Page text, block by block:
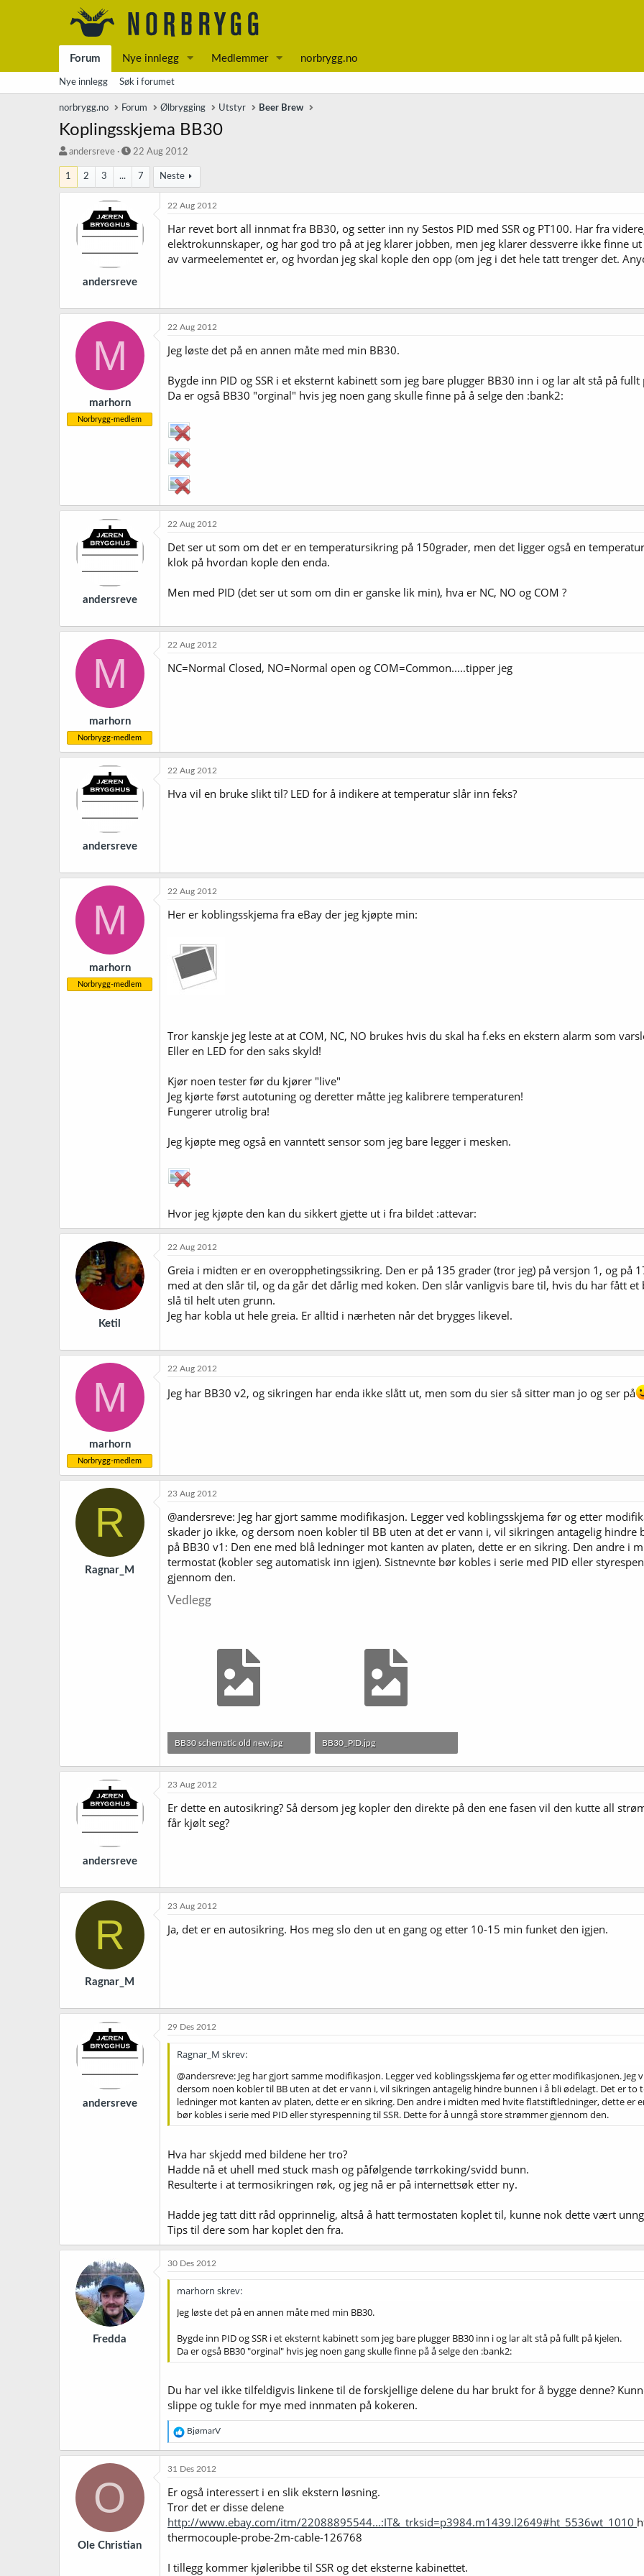
Forum Nye innlegg Medlemmer norbrygg.no
Nye innlegg Søk i forumet
norbrygg.no Forum Ølbrygging Utstyr Beer Brew
Koplingsskjema BB30
T
r
å
d
andersreve
S
r
a
o
22 Aug 2012
1 2 3 ... 7 Neste
andersreve
22 Aug 2012
Har revet bort all innmat fra BB30, og setter inn ny Sestos PID med SSR og PT100. Har fra
elektrokunnskaper, og har god tro på at jeg klarer jobben, men jeg klarer dessverre ikke finne
av varmeelementet er, og hvordan jeg skal kople den opp (om jeg i det hele tatt trenger det.
M
marhorn
Norbrygg-medlem
22 Aug 2012
Jeg løste det på en annen måte med min BB30.
Bygde inn PID og SSR i et eksternt kabinett som jeg bare plugger BB30 inn i og lar alt stå på fullt
Da er også BB30 "orginal" hvis jeg noen gang skulle finne på å selge den :bank2:
andersreve
22 Aug 2012
Det ser ut som om det er en temperatursikring på 150grader, men det ligger også en
klok på hvordan kople den enda.
Men med PID (det ser ut som om din er ganske lik min), hva er NC, NO og COM ?
M
marhorn
Norbrygg-medlem
22 Aug 2012
NC=Normal Closed, NO=Normal open og COM=Common.....tipper jeg
andersreve
22 Aug 2012
Hva vil en bruke slikt til? LED for å indikere at temperatur slår inn feks?
M
marhorn
Norbrygg-medlem
22 Aug 2012
Her er koblingsskjema fra eBay der jeg kjøpte min:
Tror kanskje jeg leste at at COM, NC, NO brukes hvis du skal ha f.eks en ekstern alarm som
Eller en LED for den saks skyld!
Kjør noen tester før du kjører "live"
Jeg kjørte først autotuning og deretter måtte jeg kalibrere temperaturen!
Fungerer utrolig bra!
Jeg kjøpte meg også en vanntett sensor som jeg bare legger i mesken.
Hvor jeg kjøpte den kan du sikkert gjette ut i fra bildet :attevar:
Ketil
22 Aug 2012
Greia i midten er en overopphetingssikring. Den er på 135 grader (tror jeg) på versjon 1, og på
med at den slår til, og da går det dårlig med koken. Den slår vanligvis bare til, hvis du har fått
slå til helt uten grunn.
Jeg har kobla ut hele greia. Er alltid i nærheten når det brygges likevel.
M
marhorn
Norbrygg-medlem
22 Aug 2012
Jeg har BB30 v2, og sikringen har enda ikke slått ut, men som du sier så sitter man jo og ser på
R
Ragnar_M
23 Aug 2012
@andersreve: Jeg har gjort samme modifikasjon. Legger ved koblingsskjema før og etter
skader jo ikke, og dersom noen kobler til BB uten at det er vann i, vil sikringen antagelig
på BB30 v1: Den ene med blå ledninger mot kanten av platen, dette er en sikring. Den andre i
termostat (kobler seg automatisk inn igjen). Sistnevnte bør kobles i serie med PID eller
gjennom den.
Vedlegg
BB30 schematic old new.jpg
104,5 KB · Sett: 3.860
BB30_PID.jpg
62,9 KB · Sett: 3.649
andersreve
23 Aug 2012
Er dette en autosikring? Så dersom jeg kopler den direkte på den ene fasen vil den kutte all
får kjølt seg?
R
Ragnar_M
23 Aug 2012
Ja, det er en autosikring. Hos meg slo den ut en gang og etter 10-15 min funket den igjen.
andersreve
29 Des 2012
Ragnar_M skrev:
@andersreve: Jeg har gjort samme modifikasjon. Legger ved koblingsskjema før og etter modifikasjonen.
dersom noen kobler til BB uten at det er vann i, vil sikringen antagelig hindre bunnen i å bli ødelagt. Det er to
ledninger mot kanten av platen, dette er en sikring. Den andre i midten med hvite flatstiftledninger, dette er
bør kobles i serie med PID eller styrespenning til SSR. Dette for å unngå store strømmer gjennom den.
Hva har skjedd med bildene her tro?
Hadde nå et uhell med stuck mash og påfølgende tørrkoking/svidd bunn.
Resulterte i at termosikringen røk, og jeg nå er på internettsøk etter ny.
Hadde jeg tatt ditt råd opprinnelig, altså å hatt termostaten koplet til, kunne nok dette vært
Tips til dere som har koplet den fra.
Fredda
30 Des 2012
marhorn skrev:
Jeg løste det på en annen måte med min BB30.
Bygde inn PID og SSR i et eksternt kabinett som jeg bare plugger BB30 inn i og lar alt stå på fullt på kjelen.
Da er også BB30 "orginal" hvis jeg noen gang skulle finne på å selge den :bank2:
Du har vel ikke tilfeldigvis linkene til de forskjellige delene du har brukt for å bygge denne?
slippe og tukle for mye med innmaten på kokeren.
R
e
a
o
e
BjørnarV
O
Ole Christian
31 Des 2012
Er også interessert i en slik ekstern løsning.
Tror det er disse delene
http://www.ebay.com/itm/22088895544...:IT&_trksid=p3984.m1439.l2649#ht_5536wt_1010
thermocouple-probe-2m-cable-126768
I tillegg kommer kjøleribbe til SSR og det eksterne kabinettet.